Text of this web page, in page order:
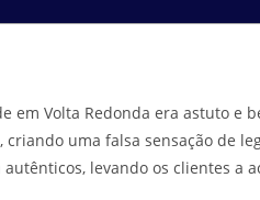
Volta Redonda era astuto e
uma falsa sensação de
levando os clientes a